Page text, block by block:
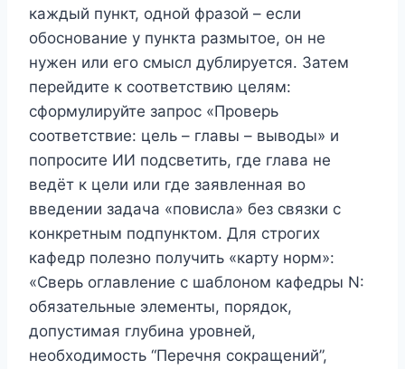
каждый пункт, одной фразой – если
обоснование у пункта размытое, он не
нужен или его смысл дублируется. Затем
перейдите к соответствию целям:
сформулируйте запрос «Проверь
соответствие: цель – главы – выводы» и
попросите ИИ подсветить, где глава не
ведёт к цели или где заявленная во
введении задача «повисла» без связки с
конкретным подпунктом. Для строгих
кафедр полезно получить «карту норм»:
«Сверь оглавление с шаблоном кафедры N:
обязательные элементы, порядок,
допустимая глубина уровней,
необходимость “Перечня сокращений”,